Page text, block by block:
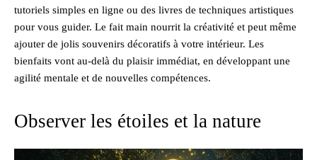
tutoriels simples en ligne ou des livres de techniques artistiques
pour vous guider. Le fait main nourrit la créativité et peut même
ajouter de jolis souvenirs décoratifs à votre intérieur. Les
bienfaits vont au-delà du plaisir immédiat, en développant une
agilité mentale et de nouvelles compétences.
Observer les étoiles et la nature